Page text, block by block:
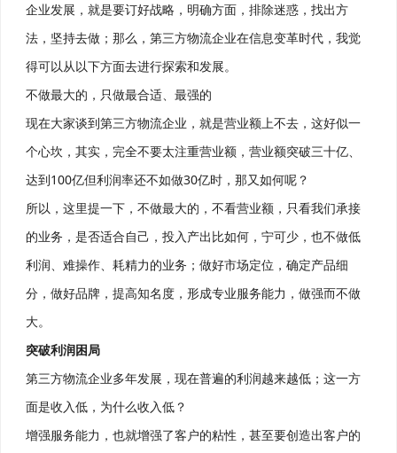
企业发展，就是要订好战略，明确方面，排除迷惑，找出方
法，坚持去做；那么，第三方物流企业在信息变革时代，我觉
得可以从以下方面去进行探索和发展。
不做最大的，只做最合适、最强的
现在大家谈到第三方物流企业，就是营业额上不去，这好似一
个心坎，其实，完全不要太注重营业额，营业额突破三十亿、
达到100亿但利润率还不如做30亿时，那又如何呢？
所以，这里提一下，不做最大的，不看营业额，只看我们承接
的业务，是否适合自己，投入产出比如何，宁可少，也不做低
利润、难操作、耗精力的业务；做好市场定位，确定产品细
分，做好品牌，提高知名度，形成专业服务能力，做强而不做
大。
突破利润困局
第三方物流企业多年发展，现在普遍的利润越来越低；这一方
面是收入低，为什么收入低？
增强服务能力，也就增强了客户的粘性，甚至要创造出客户的